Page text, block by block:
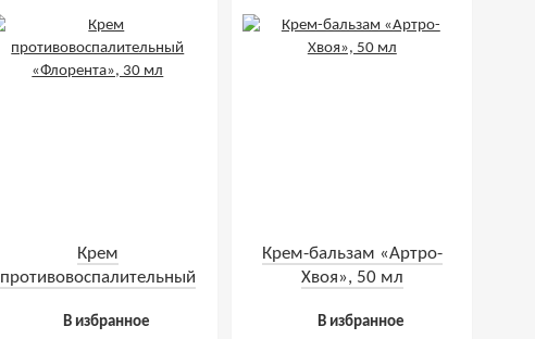
Крем
противовоспалительный
В избранное
Крем-бальзам «Артро-
Хвоя», 50 мл
В избранное